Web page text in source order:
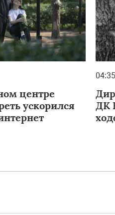
центре
ускорился
04:35
ДК